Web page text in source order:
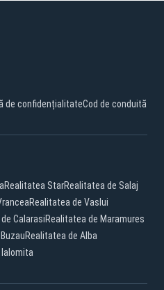
de confidențialitateCod de conduită
Realitatea StarRealitatea de Salaj
Realitatea de Vaslui
CalarasiRealitatea de Maramures
Realitatea de Alba